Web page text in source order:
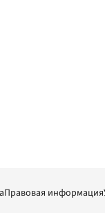
Правовая информация